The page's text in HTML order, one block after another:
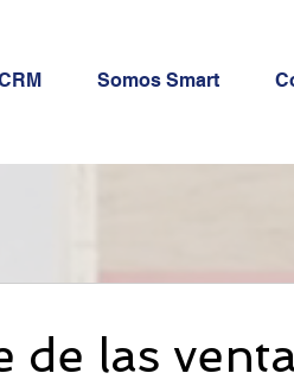
Somos Smart
de las